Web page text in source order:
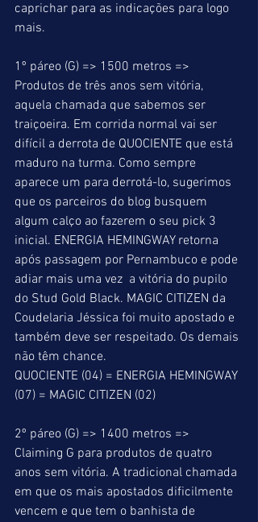
caprichar para as indicações para logo
mais.
1º páreo (G) => 1500 metros =>
Produtos de três anos sem vitória,
aquela chamada que sabemos ser
traiçoeira. Em corrida normal vai ser
difícil a derrota de QUOCIENTE que está
maduro na turma. Como sempre
aparece um para derrotá-lo, sugerimos
que os parceiros do blog busquem
algum calço ao fazerem o seu pick 3
inicial. ENERGIA HEMINGWAY retorna
após passagem por Pernambuco e pode
adiar mais uma vez  a vitória do pupilo
do Stud Gold Black. MAGIC CITIZEN da
Coudelaria Jéssica foi muito apostado e
também deve ser respeitado. Os demais
não têm chance.
QUOCIENTE (04) = ENERGIA HEMINGWAY
(07) = MAGIC CITIZEN (02)
2º páreo (G) => 1400 metros =>
Claiming G para produtos de quatro
anos sem vitória. A tradicional chamada
em que os mais apostados dificilmente
vencem e que tem o banhista de